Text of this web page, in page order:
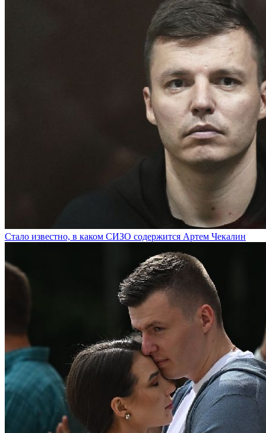
Стало известно, в каком СИЗО содержится Артем Чекалин